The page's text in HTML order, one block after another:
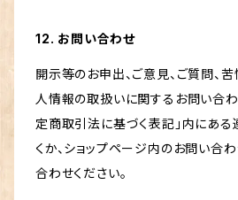
12. お問い合わせ
開示等のお申出、ご意見、ご質問、
人情報の取扱いに関するお問い合わ
定商取引法に基づく表記」内にあ
くか、ショップページ内のお問い合
合わせください。